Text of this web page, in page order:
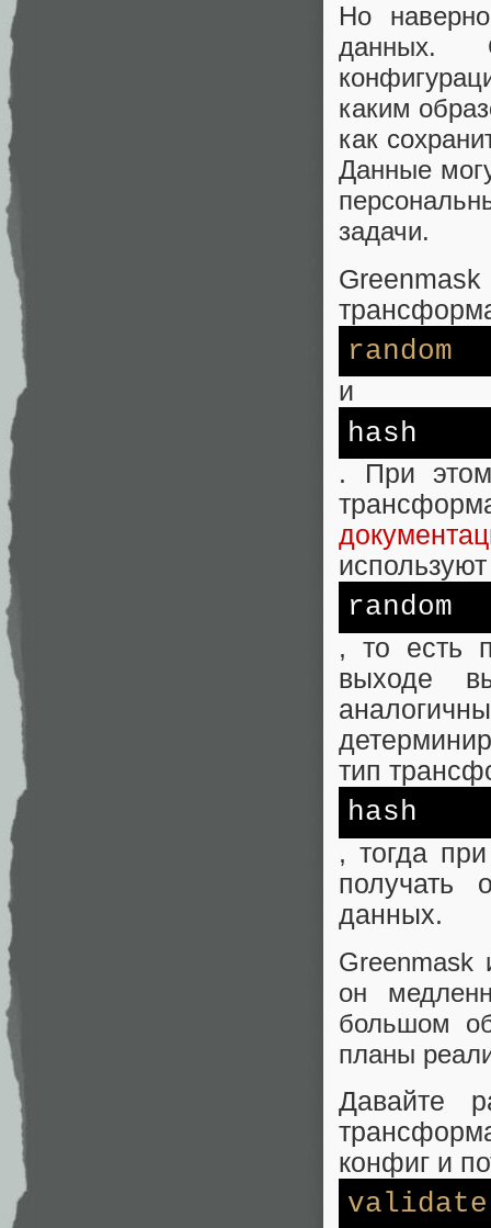
Но
данных.
каким
как
Данные
задачи.
random
и
hash
. При
random
, то есть
выходе
тип
hash
, тогда
получать
данных.
Greenmask
он
большом
планы
Давайте
конфиг и
validate